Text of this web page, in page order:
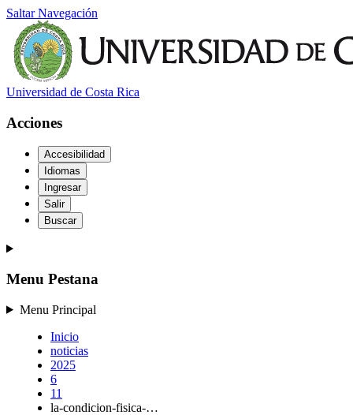
Saltar Navegación
Universidad de Costa Rica
Acciones
Accesibilidad
Idiomas
Ingresar
Salir
Buscar
Menu Pestana
Menu Principal
Inicio
noticias
2025
6
11
la-condicion-fisica-…